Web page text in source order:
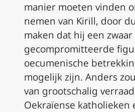
manier moeten vinden
nemen van Kirill, door
maken dat hij een zwaar
gecompromitteerde
oecumenische
mogelijk zijn. Anders
van grootschalig
Oekraïense katholieken